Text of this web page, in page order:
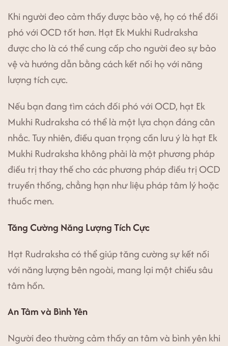
Khi người đeo cảm thấy được bảo vệ, họ có thể đối
phó với OCD tốt hơn. Hạt Ek Mukhi Rudraksha
được cho là có thể cung cấp cho người đeo sự bảo
vệ và hướng dẫn bằng cách kết nối họ với năng
lượng tích cực.
Nếu bạn đang tìm cách đối phó với OCD, hạt Ek
Mukhi Rudraksha có thể là một lựa chọn đáng cân
nhắc. Tuy nhiên, điều quan trọng cần lưu ý là hạt Ek
Mukhi Rudraksha không phải là một phương pháp
điều trị thay thế cho các phương pháp điều trị OCD
truyền thống, chẳng hạn như liệu pháp tâm lý hoặc
thuốc men.
Tăng Cường Năng Lượng Tích Cực
Hạt Rudraksha có thể giúp tăng cường sự kết nối
với năng lượng bên ngoài, mang lại một chiều sâu
tâm hồn.
An Tâm và Bình Yên
Người đeo thường cảm thấy an tâm và bình yên khi